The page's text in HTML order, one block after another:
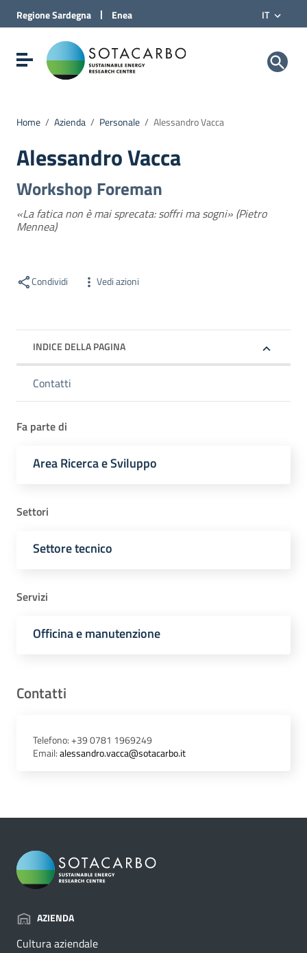
Vai al Contenuto
Vai alla navigazione del sito
Vai al Footer
RegioneSardegna | Enea IT
Visualizza/nascondi menu di navigazioneSotacarbo SpA
Home / Azienda / Personale / Alessandro Vacca
Alessandro Vacca
Workshop Foreman
«La fatica non è mai sprecata: soffri ma sogni» (Pietro
Mennea)
Condividi Vedi azioni
INDICE DELLA PAGINA
Contatti
Fa parte di
Area Ricerca e Sviluppo
Settori
Settore tecnico
Servizi
Officina e manutenzione
Contatti
Telefono: +39 0781 1969249
Email:alessandro.vacca@sotacarbo.it
AZIENDA
Cultura aziendale